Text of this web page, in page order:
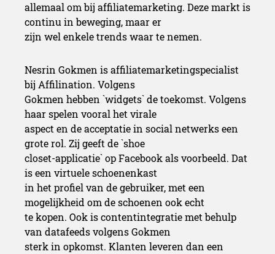
allemaal om bij affiliatemarketing. Deze markt is
continu in beweging, maar er
zijn wel enkele trends waar te nemen.
Nesrin Gokmen is affiliatemarketingspecialist
bij Affilination. Volgens
Gokmen hebben `widgets` de toekomst. Volgens
haar spelen vooral het virale
aspect en de acceptatie in social netwerks een
grote rol. Zij geeft de `shoe
closet-applicatie` op Facebook als voorbeeld. Dat
is een virtuele schoenenkast
in het profiel van de gebruiker, met een
mogelijkheid om de schoenen ook echt
te kopen. Ook is contentintegratie met behulp
van datafeeds volgens Gokmen
sterk in opkomst. Klanten leveren dan een